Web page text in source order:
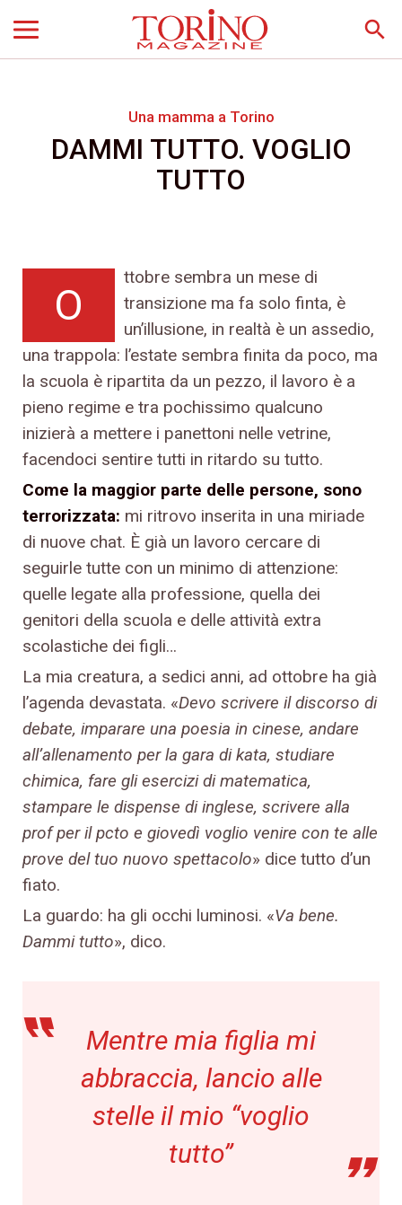
search
Una mamma a Torino
DAMMI TUTTO. VOGLIO
TUTTO
O
ttobre sembra un mese di
transizione ma fa solo finta, è
un’illusione, in realtà è un assedio,
una trappola: l’estate sembra finita da poco, ma
la scuola è ripartita da un pezzo, il lavoro è a
pieno regime e tra pochissimo qualcuno
inizierà a mettere i panettoni nelle vetrine,
facendoci sentire tutti in ritardo su tutto.
Come la maggior parte delle persone, sono
terrorizzata: mi ritrovo inserita in una miriade
di nuove chat. È già un lavoro cercare di
seguirle tutte con un minimo di attenzione:
quelle legate alla professione, quella dei
genitori della scuola e delle attività extra
scolastiche dei figli…
La mia creatura, a sedici anni, ad ottobre ha già
l’agenda devastata. «Devo scrivere il discorso di
debate, imparare una poesia in cinese, andare
all’allenamento per la gara di kata, studiare
chimica, fare gli esercizi di matematica,
stampare le dispense di inglese, scrivere alla
prof per il pcto e giovedì voglio venire con te alle
prove del tuo nuovo spettacolo» dice tutto d’un
fiato.
La guardo: ha gli occhi luminosi. «Va bene.
Dammi tutto», dico.
Mentre mia figlia mi
abbraccia, lancio alle
stelle il mio “voglio
tutto”